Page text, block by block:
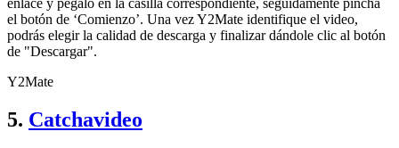
el botón de ‘Comienzo’. Una vez Y2Mate identifique el video,
podrás elegir la calidad de descarga y finalizar dándole clic al botón
de "Descargar".
Y2Mate
5. Catchavideo